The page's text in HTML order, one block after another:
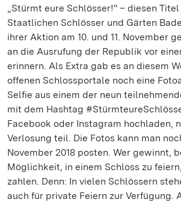
„Stürmt eure Schlösser!" – diesen
Staatlichen Schlösser und Gärten
ihrer Aktion am 10. und 11. November
an die Ausrufung der Republik vor
erinnern. Als Extra gab es an diesem
offenen Schlossportale noch eine
Selfie aus einem der neun
mit dem Hashtag
Facebook oder Instagram hochladen,
Verlosung teil. Die Fotos kann man
November 2018 posten. Wer gewinnt,
Möglichkeit, in einem Schloss zu
zahlen. Denn: In vielen Schlössern
auch für private Feiern zur Verfügung.